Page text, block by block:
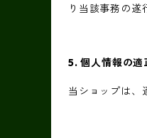
り当該事務の遂
5. 個人情報の適
当ショップは、